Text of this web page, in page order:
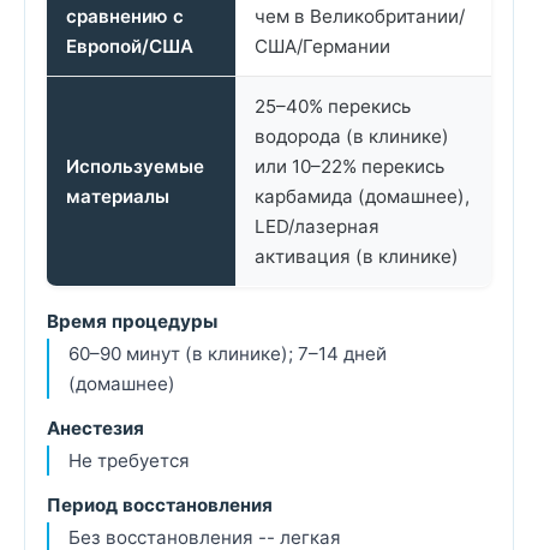
сравнению с
Европой/США
чем в Великобритании/
США/Германии
Используемые
материалы
25–40% перекись
водорода (в клинике)
или 10–22% перекись
карбамида (домашнее),
LED/лазерная
активация (в клинике)
Время процедуры
60–90 минут (в клинике); 7–14 дней
(домашнее)
Анестезия
Не требуется
Период восстановления
Без восстановления -- легкая